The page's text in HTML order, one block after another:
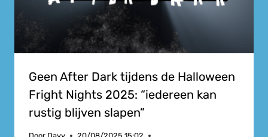
Geen After Dark tijdens de Halloween
Fright Nights 2025: “iedereen kan
rustig blijven slapen”